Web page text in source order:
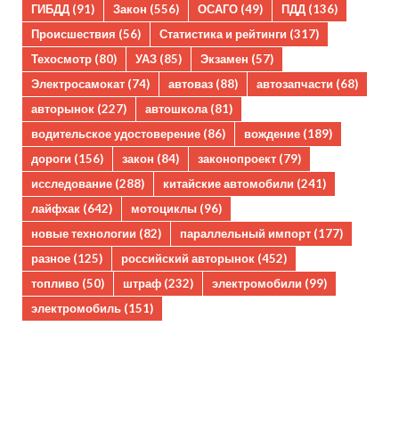
ГИБДД (91) Закон (556) ОСАГО (49) ПДД (136)
Происшествия (56) Статистика и рейтинги (317)
Техосмотр (80) УАЗ (85) Экзамен (57)
Электросамокат (74) автоваз (88) автозапчасти (68)
авторынок (227) автошкола (81)
водительское удостоверение (86) вождение (189)
дороги (156) закон (84) законопроект (79)
исследование (288) китайские автомобили (241)
лайфхак (642) мотоциклы (96)
новые технологии (82) параллельный импорт (177)
разное (125) российский авторынок (452)
топливо (50) штраф (232) электромобили (99)
электромобиль (151)